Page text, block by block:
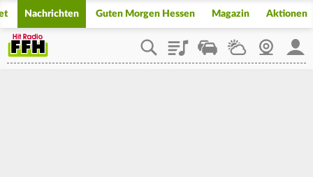
Nachrichten Guten Morgen Hessen Magazin Aktionen
PlaylistStaupilotWetterWebcam